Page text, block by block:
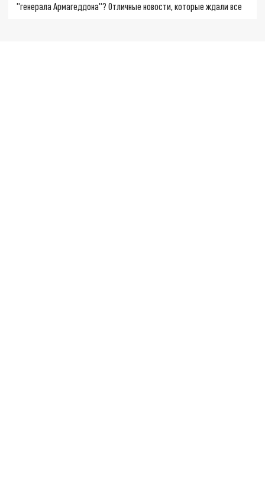
"генерала Армагеддона"? Отличные новости, которые ждали все